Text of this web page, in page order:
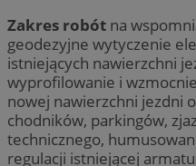
Zakres robót na
geodezyjne wytyczenie
istniejących nawierzchni
wyprofilowanie i
nowej nawierzchni jezdni
chodników, parkingów,
technicznego,
regulacji istniejącej